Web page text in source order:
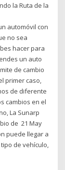
la Ruta de la
automóvil con
no sea
hacer para
un auto
de cambio
primer caso,
de diferente
cambios en el
La Sunarp
de 21 May
puede llegar a
de vehículo,